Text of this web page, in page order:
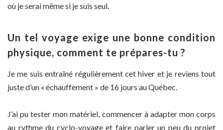
où je serai même si je suis seul.
Un tel voyage exige une bonne condition
physique, comment te prépares-tu ?
Je me suis entraîné régulièrement cet hiver et je reviens tout
juste d’un « échauffement » de 16 jours au Québec.
J’ai pu tester mon matériel, commencer à adapter mon corps
au rythme du cyclo-voyage et faire parler un peu du projet